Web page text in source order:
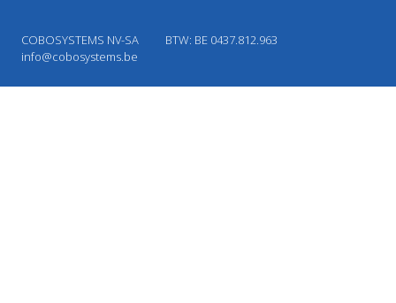
COBOSYSTEMS NV-SA
BTW: BE 0437.812.963
info@cobosystems.be